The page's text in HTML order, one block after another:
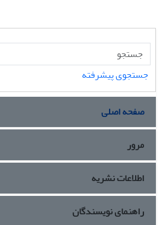
جستجوی پیشرفته
صفحه اصلی
مرور
اطلاعات نشریه
راهنمای نویسندگان